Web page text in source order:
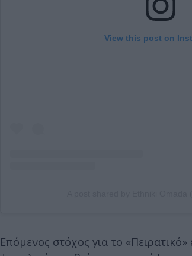
View this post on
Επόμενος στόχος για το